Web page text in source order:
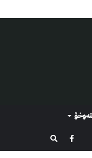
گەڕان